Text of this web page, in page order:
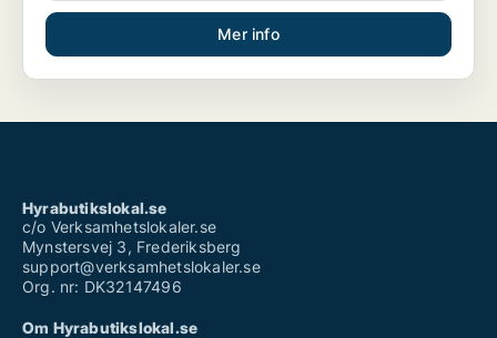
Mer info
Hyrabutikslokal.se
c/o Verksamhetslokaler.se
Mynstersvej 3, Frederiksberg
support@verksamhetslokaler.se
Org. nr: DK32147496
Om Hyrabutikslokal.se